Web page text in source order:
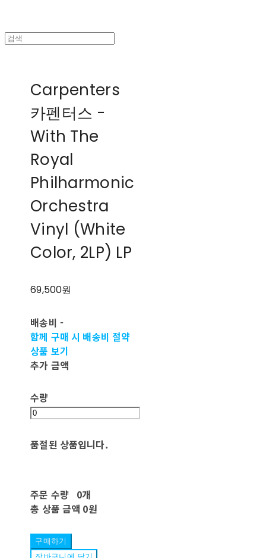
Carpenters
카펜터스 -
With The
Royal
Philharmonic
Orchestra
Vinyl (White
Color, 2LP) LP
69,500원
배송비 -
함께 구매 시 배송비 절약
상품 보기
추가 금액
수량
품절된 상품입니다.
주문 수량 0개
총 상품 금액 0원
구매하기